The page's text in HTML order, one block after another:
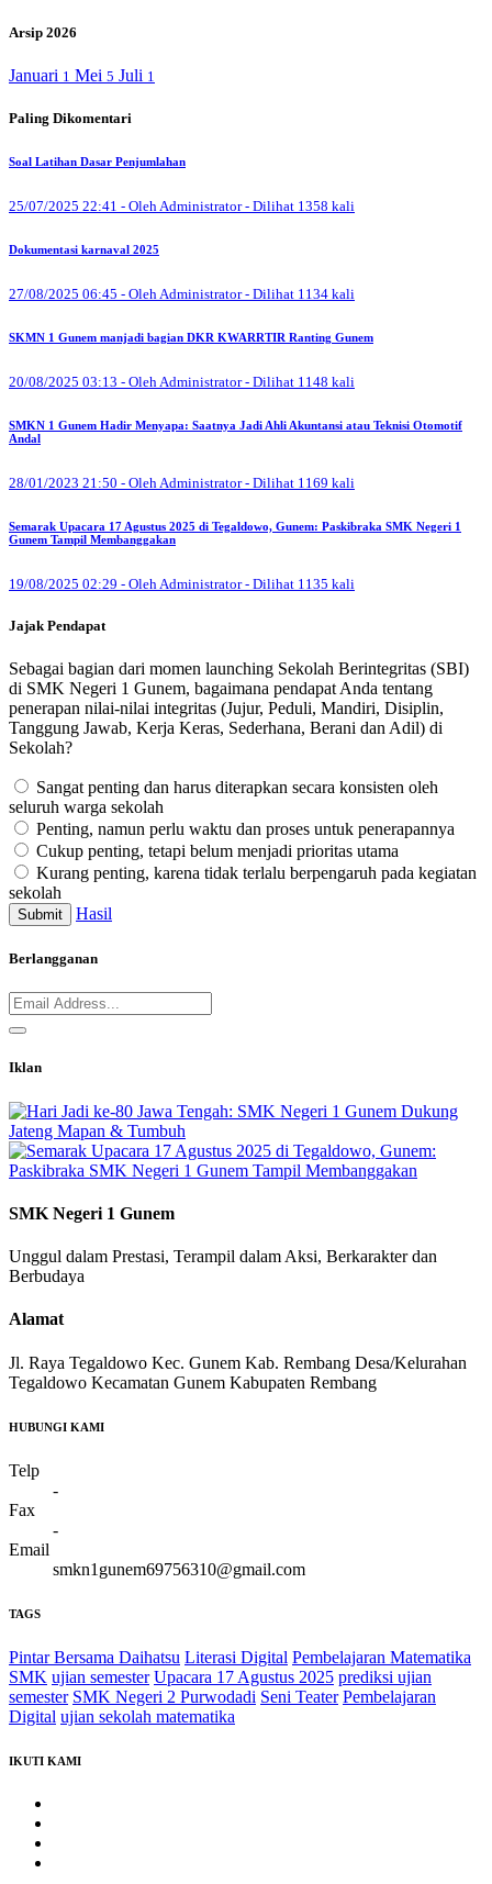
Arsip 2026
Januari 1 Mei 5 Juli 1
Paling Dikomentari
Soal Latihan Dasar Penjumlahan
25/07/2025 22:41 - Oleh Administrator - Dilihat 1358 kali
Dokumentasi karnaval 2025
27/08/2025 06:45 - Oleh Administrator - Dilihat 1134 kali
SKMN 1 Gunem manjadi bagian DKR KWARRTIR Ranting Gunem
20/08/2025 03:13 - Oleh Administrator - Dilihat 1148 kali
SMKN 1 Gunem Hadir Menyapa: Saatnya Jadi Ahli Akuntansi atau Teknisi Otomotif
Andal
28/01/2023 21:50 - Oleh Administrator - Dilihat 1169 kali
Semarak Upacara 17 Agustus 2025 di Tegaldowo, Gunem: Paskibraka SMK Negeri 1
Gunem Tampil Membanggakan
19/08/2025 02:29 - Oleh Administrator - Dilihat 1135 kali
Jajak Pendapat
Sebagai bagian dari momen launching Sekolah Berintegritas (SBI)
di SMK Negeri 1 Gunem, bagaimana pendapat Anda tentang
penerapan nilai-nilai integritas (Jujur, Peduli, Mandiri, Disiplin,
Tanggung Jawab, Kerja Keras, Sederhana, Berani dan Adil) di
Sekolah?
Sangat penting dan harus diterapkan secara konsisten oleh
seluruh warga sekolah
Penting, namun perlu waktu dan proses untuk penerapannya
Cukup penting, tetapi belum menjadi prioritas utama
Kurang penting, karena tidak terlalu berpengaruh pada kegiatan
sekolah
Submit Hasil
Berlangganan
Iklan
SMK Negeri 1 Gunem
Unggul dalam Prestasi, Terampil dalam Aksi, Berkarakter dan
Berbudaya
Alamat
Jl. Raya Tegaldowo Kec. Gunem Kab. Rembang Desa/Kelurahan
Tegaldowo Kecamatan Gunem Kabupaten Rembang
HUBUNGI KAMI
Telp
-
Fax
-
Email
smkn1gunem69756310@gmail.com
TAGS
Pintar Bersama Daihatsu Literasi Digital Pembelajaran Matematika
SMK ujian semester Upacara 17 Agustus 2025 prediksi ujian
semester SMK Negeri 2 Purwodadi Seni Teater Pembelajaran
Digital ujian sekolah matematika
IKUTI KAMI